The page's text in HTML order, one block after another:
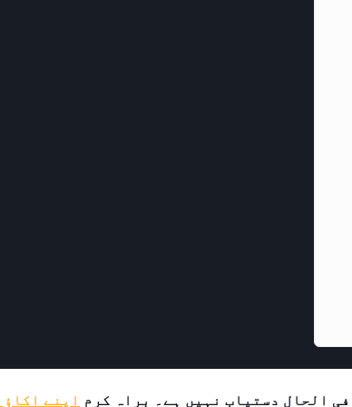
الحال دستیاب نہیں ہے۔ براہ کرم اپنے